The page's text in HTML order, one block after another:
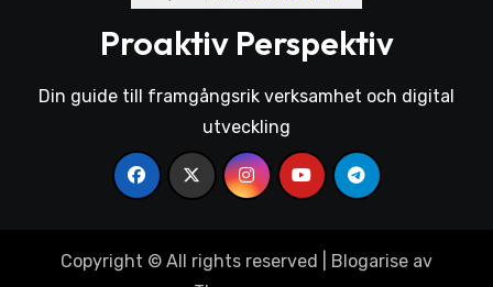
Proaktiv Perspektiv
Din guide till framgångsrik verksamhet och digital
utveckling
Copyright © All rights reserved Blogarise av